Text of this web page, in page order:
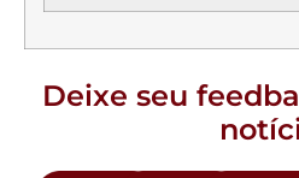
Deixe seu